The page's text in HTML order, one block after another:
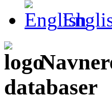
databaser